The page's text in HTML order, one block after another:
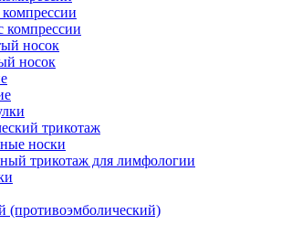
компрессии
носок
носок
трикотаж
носки
трикотаж для лимфологии
(противоэмболический)